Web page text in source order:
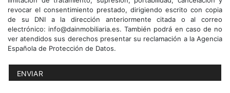
revocar el consentimiento prestado, dirigiendo escrito con copia
de su DNI a la dirección anteriormente citada o al correo
electrónico: info@dainmobiliaria.es. También podrá en caso de no
ver atendidos sus derechos presentar su reclamación a la Agencia
Española de Protección de Datos.